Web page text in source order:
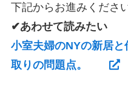
下記からお進みくださ
✔あわせて読みたい
小室夫婦のNYの新居
取りの問題点。